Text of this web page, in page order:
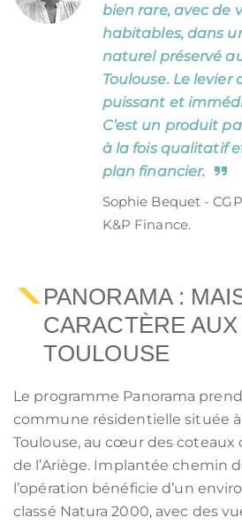
bien rare, avec de
habitables, dans
naturel préservé
Toulouse. Le
puissant et
C’est un produit
à la fois qualitatif
plan financier.
Sophie Bequet -
K&P Finance.
PANORAMA :
CARACTÈRE
TOULOUSE
Le programme Panorama
commune résidentielle située
Toulouse, au cœur des coteaux
de l’Ariège. Implantée chemin
l’opération bénéficie d’un
classé Natura 2000, avec des